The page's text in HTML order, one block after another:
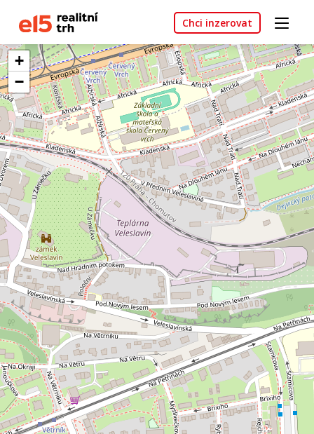
Chci inzerovat
+
−